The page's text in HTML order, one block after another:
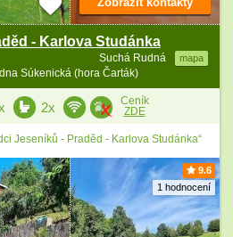
- Karlova Studánka
Suchá Rudná mapa
Súkenická (hora Čarták)
2x
Ceník
ZDE
Jeseníků - Praděd - Karlova Studánka“
9.6
1 hodnocení